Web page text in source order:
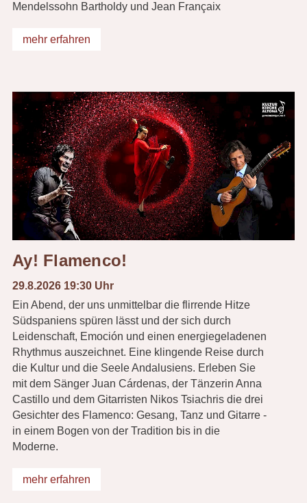
Mendelssohn Bartholdy und Jean Françaix
mehr erfahren
Ay! Flamenco!
29.8.2026 19:30 Uhr
Ein Abend, der uns unmittelbar die flirrende Hitze
Südspaniens spüren lässt und der sich durch
Leidenschaft, Emoción und einen energiegeladenen
Rhythmus auszeichnet. Eine klingende Reise durch
die Kultur und die Seele Andalusiens. Erleben Sie
mit dem Sänger Juan Cárdenas, der Tänzerin Anna
Castillo und dem Gitarristen Nikos Tsiachris die drei
Gesichter des Flamenco: Gesang, Tanz und Gitarre -
in einem Bogen von der Tradition bis in die
Moderne.
mehr erfahren